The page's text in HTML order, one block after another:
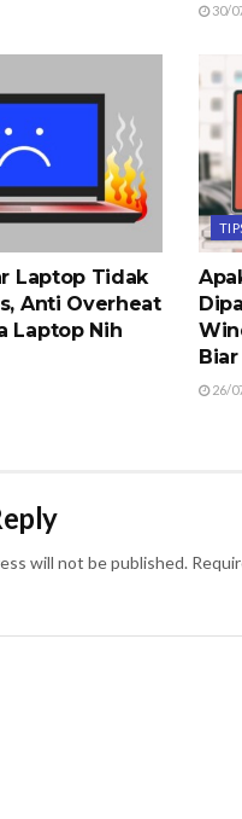
30/
Laptop Tidak
Anti Overheat
Laptop Nih
26/
will not be published.